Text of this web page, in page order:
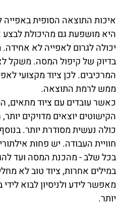
איכות התוצאה הסופית
היא מושפעת גם מהיכולת לבצע
יכולה לגרום לאפייה לא
בדיוק של קיפול המסה. משקל
המרכיבים. לכן ציוד מקצועי
ממש לרמת התוצאה.
כאשר עובדים עם ציוד מתאים,
הקישוטים יוצאים מדויקים
כולה נעשית מסודרת יותר.
חוויית העבודה. יש פחות
בכל שלב - מהכנת המסה ועד
במילים אחרות, ציוד טוב לא
מאפשר לידע ולניסיון לבוא לידי
יותר.